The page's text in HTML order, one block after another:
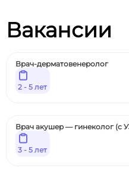
Вакансии
Врач-дерматовенеролог
2 - 5 лет
Врач акушер — гинеколог (с
3 - 5 лет